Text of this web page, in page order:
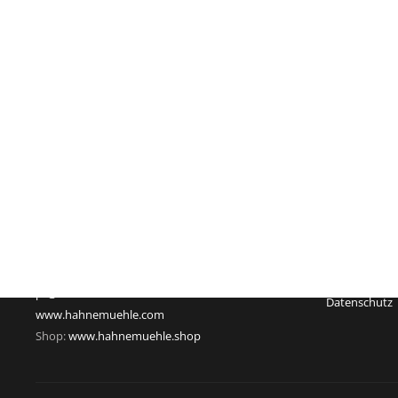
www.hahnemuehle.com
Shop:www.hahnemuehle.shop
Datenschutz